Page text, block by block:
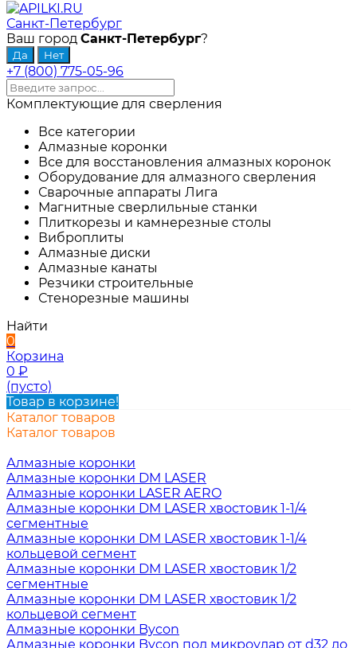
Санкт-Петербург
Ваш город Санкт-Петербург?
+7 (800) 775-05-96
Комплектующие для сверления
Все категории
Алмазные коронки
Все для восстановления алмазных коронок
Оборудование для алмазного сверления
Сварочные аппараты Лига
Магнитные сверлильные станки
Плиткорезы и камнерезные столы
Виброплиты
Алмазные диски
Алмазные канаты
Резчики строительные
Стенорезные машины
Найти
0
Корзина
0 ₽
(пусто)
Товар в корзине!
Каталог товаров
Каталог товаров
Алмазные коронки
Алмазные коронки DM LASER
Алмазные коронки LASER AERO
Алмазные коронки DM LASER хвостовик 1-1/4
сегментные
Алмазные коронки DM LASER хвостовик 1-1/4
кольцевой сегмент
Алмазные коронки DM LASER хвостовик 1/2
сегментные
Алмазные коронки DM LASER хвостовик 1/2
кольцевой сегмент
Алмазные коронки Bycon
Алмазные коронки Bycon под микроудар от d32 до